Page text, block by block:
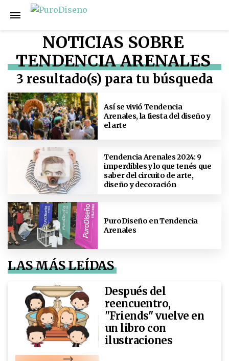
NOTICIAS SOBRE
TENDENCIA ARENALES
3 resultado(s) para tu búsqueda
Así se vivió Tendencia
Arenales, la fiesta del diseño y
el arte
Tendencia Arenales 2024: 9
imperdibles y lo que tenés que
saber del circuito de arte,
diseño y decoración
PuroDiseño en Tendencia
Arenales
LAS MÁS LEÍDAS
Después del
reencuentro,
"Friends" vuelve en
un libro con
ilustraciones